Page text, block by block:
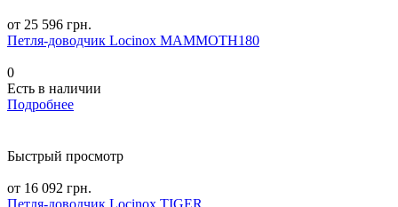
от 25 596 грн.
Петля-доводчик Locinox MAMMOTH180
0
Есть в наличии
Подробнее
Быстрый просмотр
от 16 092 грн.
Петля-доводчик Locinox TIGER